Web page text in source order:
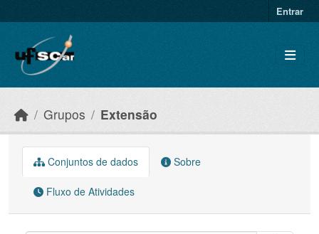
Entrar
Grupos Extensão
Conjuntos de dados Sobre
Fluxo de Atividades